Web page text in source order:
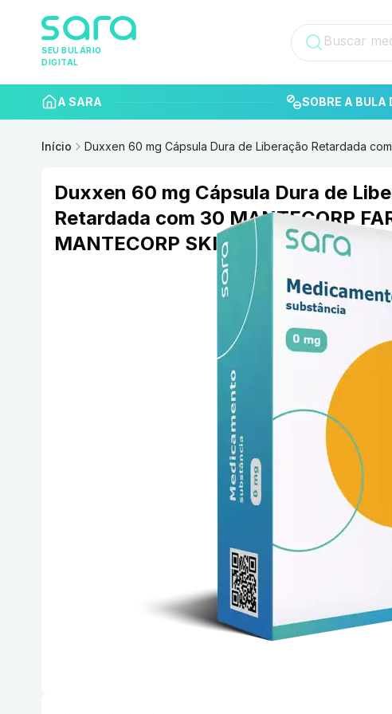
SEU BULÁRIO
DIGITAL
A SARA SOBRE A BULA
Início Duxxen 60 mg Cápsula Dura de Liberação Retardada com
Duxxen 60 mg Cápsula Dura de
Retardada com 30 MANTECORP
MANTECORP SKINCARE / FEMEVITA